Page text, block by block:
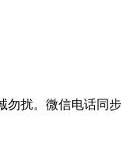
扰。微信电话同步